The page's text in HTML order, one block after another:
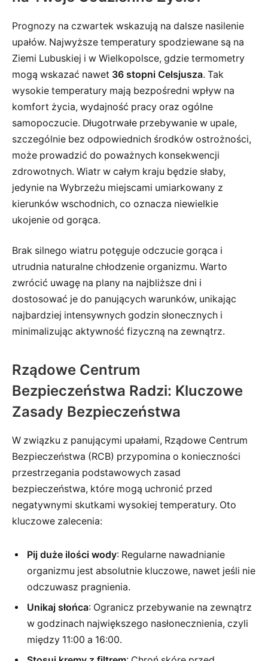
Prognozy na czwartek wskazują na dalsze nasilenie
upałów. Najwyższe temperatury spodziewane są na
Ziemi Lubuskiej i w Wielkopolsce, gdzie termometry
mogą wskazać nawet 36 stopni Celsjusza. Tak
wysokie temperatury mają bezpośredni wpływ na
komfort życia, wydajność pracy oraz ogólne
samopoczucie. Długotrwałe przebywanie w upale,
szczególnie bez odpowiednich środków ostrożności,
może prowadzić do poważnych konsekwencji
zdrowotnych. Wiatr w całym kraju będzie słaby,
jedynie na Wybrzeżu miejscami umiarkowany z
kierunków wschodnich, co oznacza niewielkie
ukojenie od gorąca.
Brak silnego wiatru potęguje odczucie gorąca i
utrudnia naturalne chłodzenie organizmu. Warto
zwrócić uwagę na plany na najbliższe dni i
dostosować je do panujących warunków, unikając
najbardziej intensywnych godzin słonecznych i
minimalizując aktywność fizyczną na zewnątrz.
Rządowe Centrum
Bezpieczeństwa Radzi: Kluczowe
Zasady Bezpieczeństwa
W związku z panującymi upałami, Rządowe Centrum
Bezpieczeństwa (RCB) przypomina o konieczności
przestrzegania podstawowych zasad
bezpieczeństwa, które mogą uchronić przed
negatywnymi skutkami wysokiej temperatury. Oto
kluczowe zalecenia:
Pij duże ilości wody: Regularne nawadnianie
organizmu jest absolutnie kluczowe, nawet jeśli nie
odczuwasz pragnienia.
Unikaj słońca: Ogranicz przebywanie na zewnątrz
w godzinach największego nasłonecznienia, czyli
między 11:00 a 16:00.